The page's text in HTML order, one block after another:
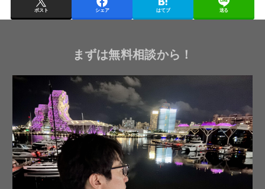
ポスト シェア はてブ 送る
まずは無料相談から！